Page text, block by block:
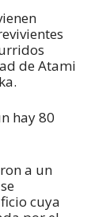
de Atami
hay 80
a un
cuya